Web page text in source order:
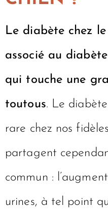
Le diabète chez
associé au
qui touche une
toutous. Le
rare chez nos
partagent
commun :
urines, à tel point